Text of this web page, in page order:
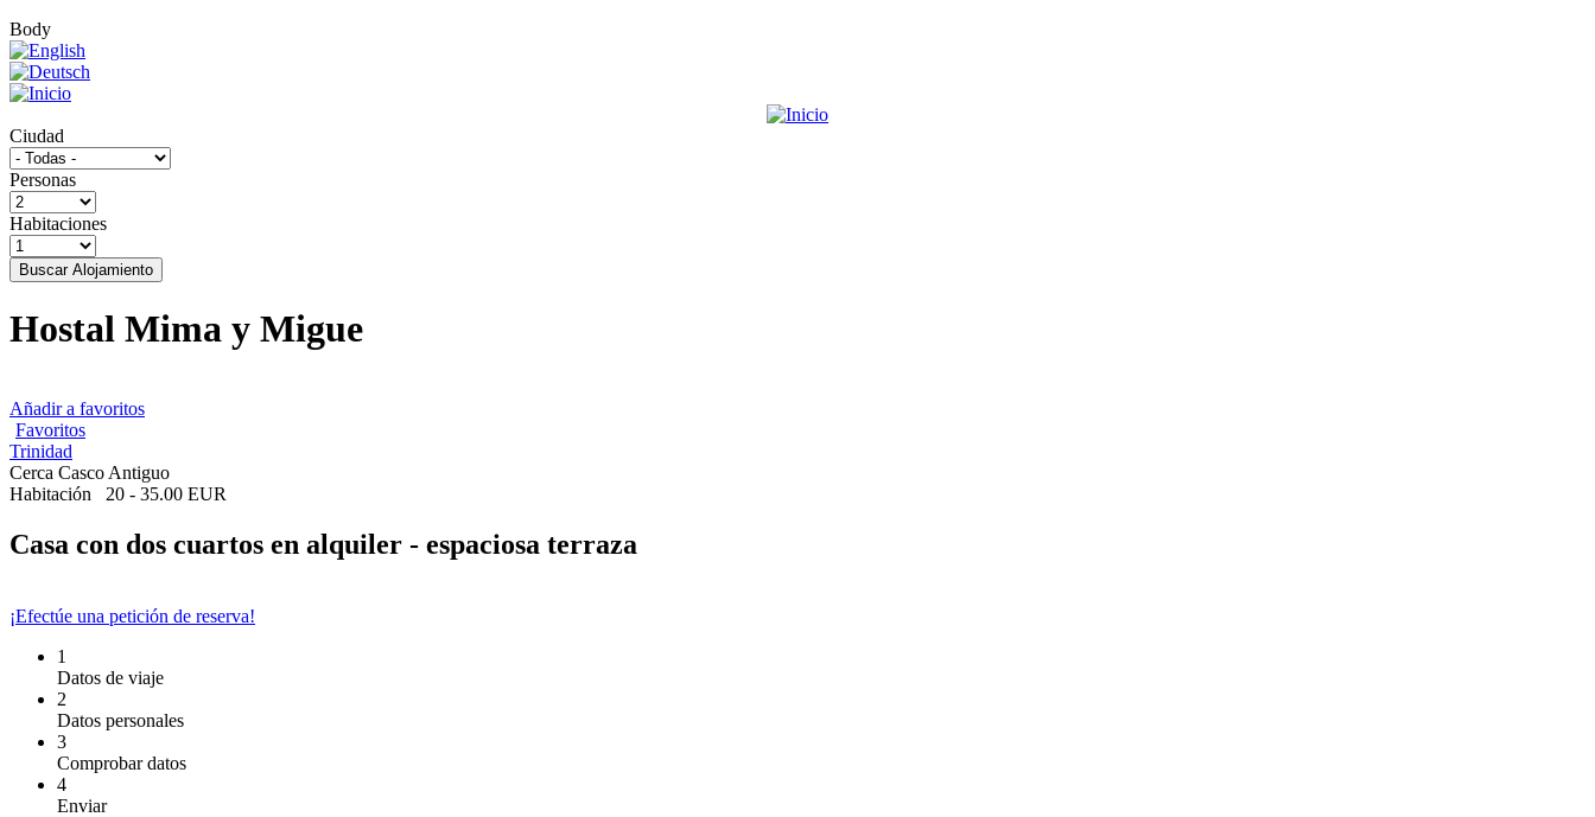
Body
Ciudad
Personas
Habitaciones
Buscar Alojamiento
Hostal Mima y Migue
Añadir a favoritos
Favoritos
Trinidad
Cerca Casco Antiguo
Habitación
20 - 35.00 EUR
Casa con dos cuartos en alquiler - espaciosa terraza
¡Efectúe una petición de reserva!
1
Datos de viaje
2
Datos personales
3
Comprobar datos
4
Enviar